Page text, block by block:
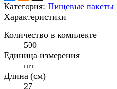
Категория: Пищевые пакеты
Характеристики
Количество в комплекте
500
Единица измерения
шт
Длина (см)
27